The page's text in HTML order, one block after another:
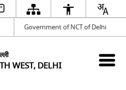
Government of NCT of Delhi
WEST, DELHI